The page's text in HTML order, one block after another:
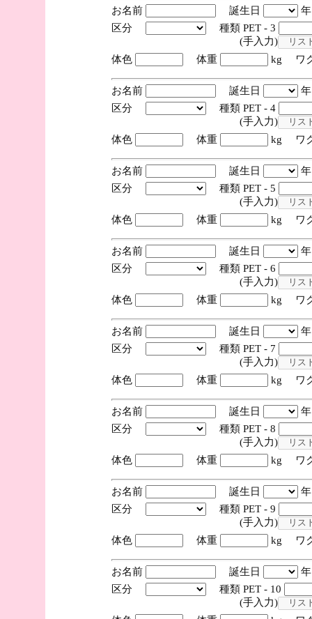
お名前 誕生日
区分
種類 PET - 3
(手入力)
体色
体重 kg ワ
お名前 誕生日
区分
種類 PET - 4
(手入力)
体色
体重 kg ワ
お名前 誕生日
区分
種類 PET - 5
(手入力)
体色
体重 kg ワ
お名前 誕生日
区分
種類 PET - 6
(手入力)
体色
体重 kg ワ
お名前 誕生日
区分
種類 PET - 7
(手入力)
体色
体重 kg ワ
お名前 誕生日
区分
種類 PET - 8
(手入力)
体色
体重 kg ワ
お名前 誕生日
区分
種類 PET - 9
(手入力)
体色
体重 kg ワ
お名前 誕生日
区分
種類 PET - 10
(手入力)